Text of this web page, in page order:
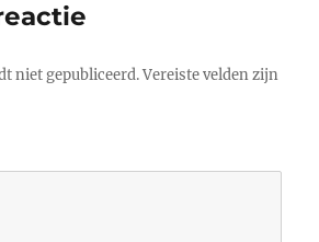
niet gepubliceerd. Vereiste velden zijn